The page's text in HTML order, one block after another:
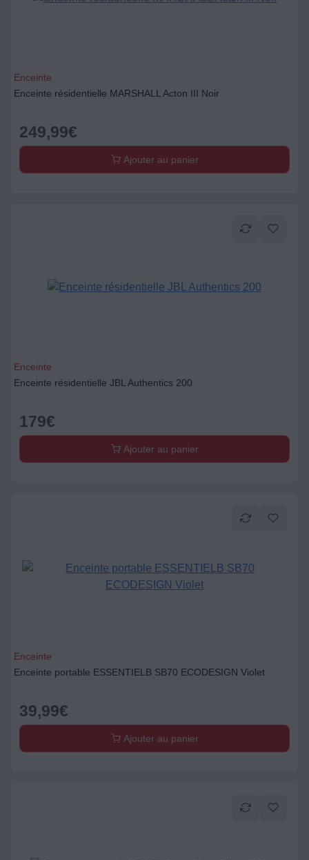
Enceinte
Enceinte résidentielle MARSHALL Acton III Noir
249,99€
Ajouter au panier
Enceinte
Enceinte résidentielle JBL Authentics 200
179€
Ajouter au panier
Enceinte
Enceinte portable ESSENTIELB SB70 ECODESIGN Violet
39,99€
Ajouter au panier